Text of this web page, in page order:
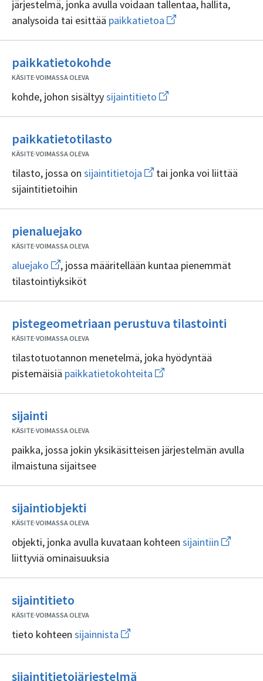
järjestelmä, jonka avulla voidaan tallentaa, hallita,
analysoida tai esittää paikkatietoa Avaa
uuden
ikkunan
paikkatietokohdeEi
KÄSITE·VOIMASSA OLEVA
kohde, johon sisältyysijaintitieto Avaa
uuden
ikkunan
paikkatietotilasto
KÄSITE·VOIMASSA OLEVA
tilasto, jossa on sijaintitietoja Avaa
uuden
sijaintitietoja
tai jonka voi liittää
sijaintitietoihin
pienaluejako
sisällöntuottajia
KÄSITE·VOIMASSA OLEVA
aluejako Avaa
uuden
ikkunan
aluejako
, jossa määritellään kuntaa pienemmät
tilastointiyksiköt
pistegeometriaan perustuva tilastointi
KÄSITE·VOIMASSA OLEVA
tilastotuotannon menetelmä, joka hyödyntää
pistemäisiä paikkatietokohteita Avaa
uuden
ikkunan
sijainti
sisällöntuottajia
KÄSITE·VOIMASSA OLEVA
paikka, jossa jokin yksikäsitteisen järjestelmän avulla
ilmaistuna sijaitsee
sijaintiobjekti
sisällöntuottajia
KÄSITE·VOIMASSA OLEVA
objekti, jonka avulla kuvataan kohteen sijaintiin Avaa
uuden
sijaintiin
liittyviä ominaisuuksia
sijaintitieto
sisällöntuottajia
KÄSITE·VOIMASSA OLEVA
tieto kohteen sijainnista Avaa
uuden
ikkunan
sijainnista
sijaintitietojärjestelmä